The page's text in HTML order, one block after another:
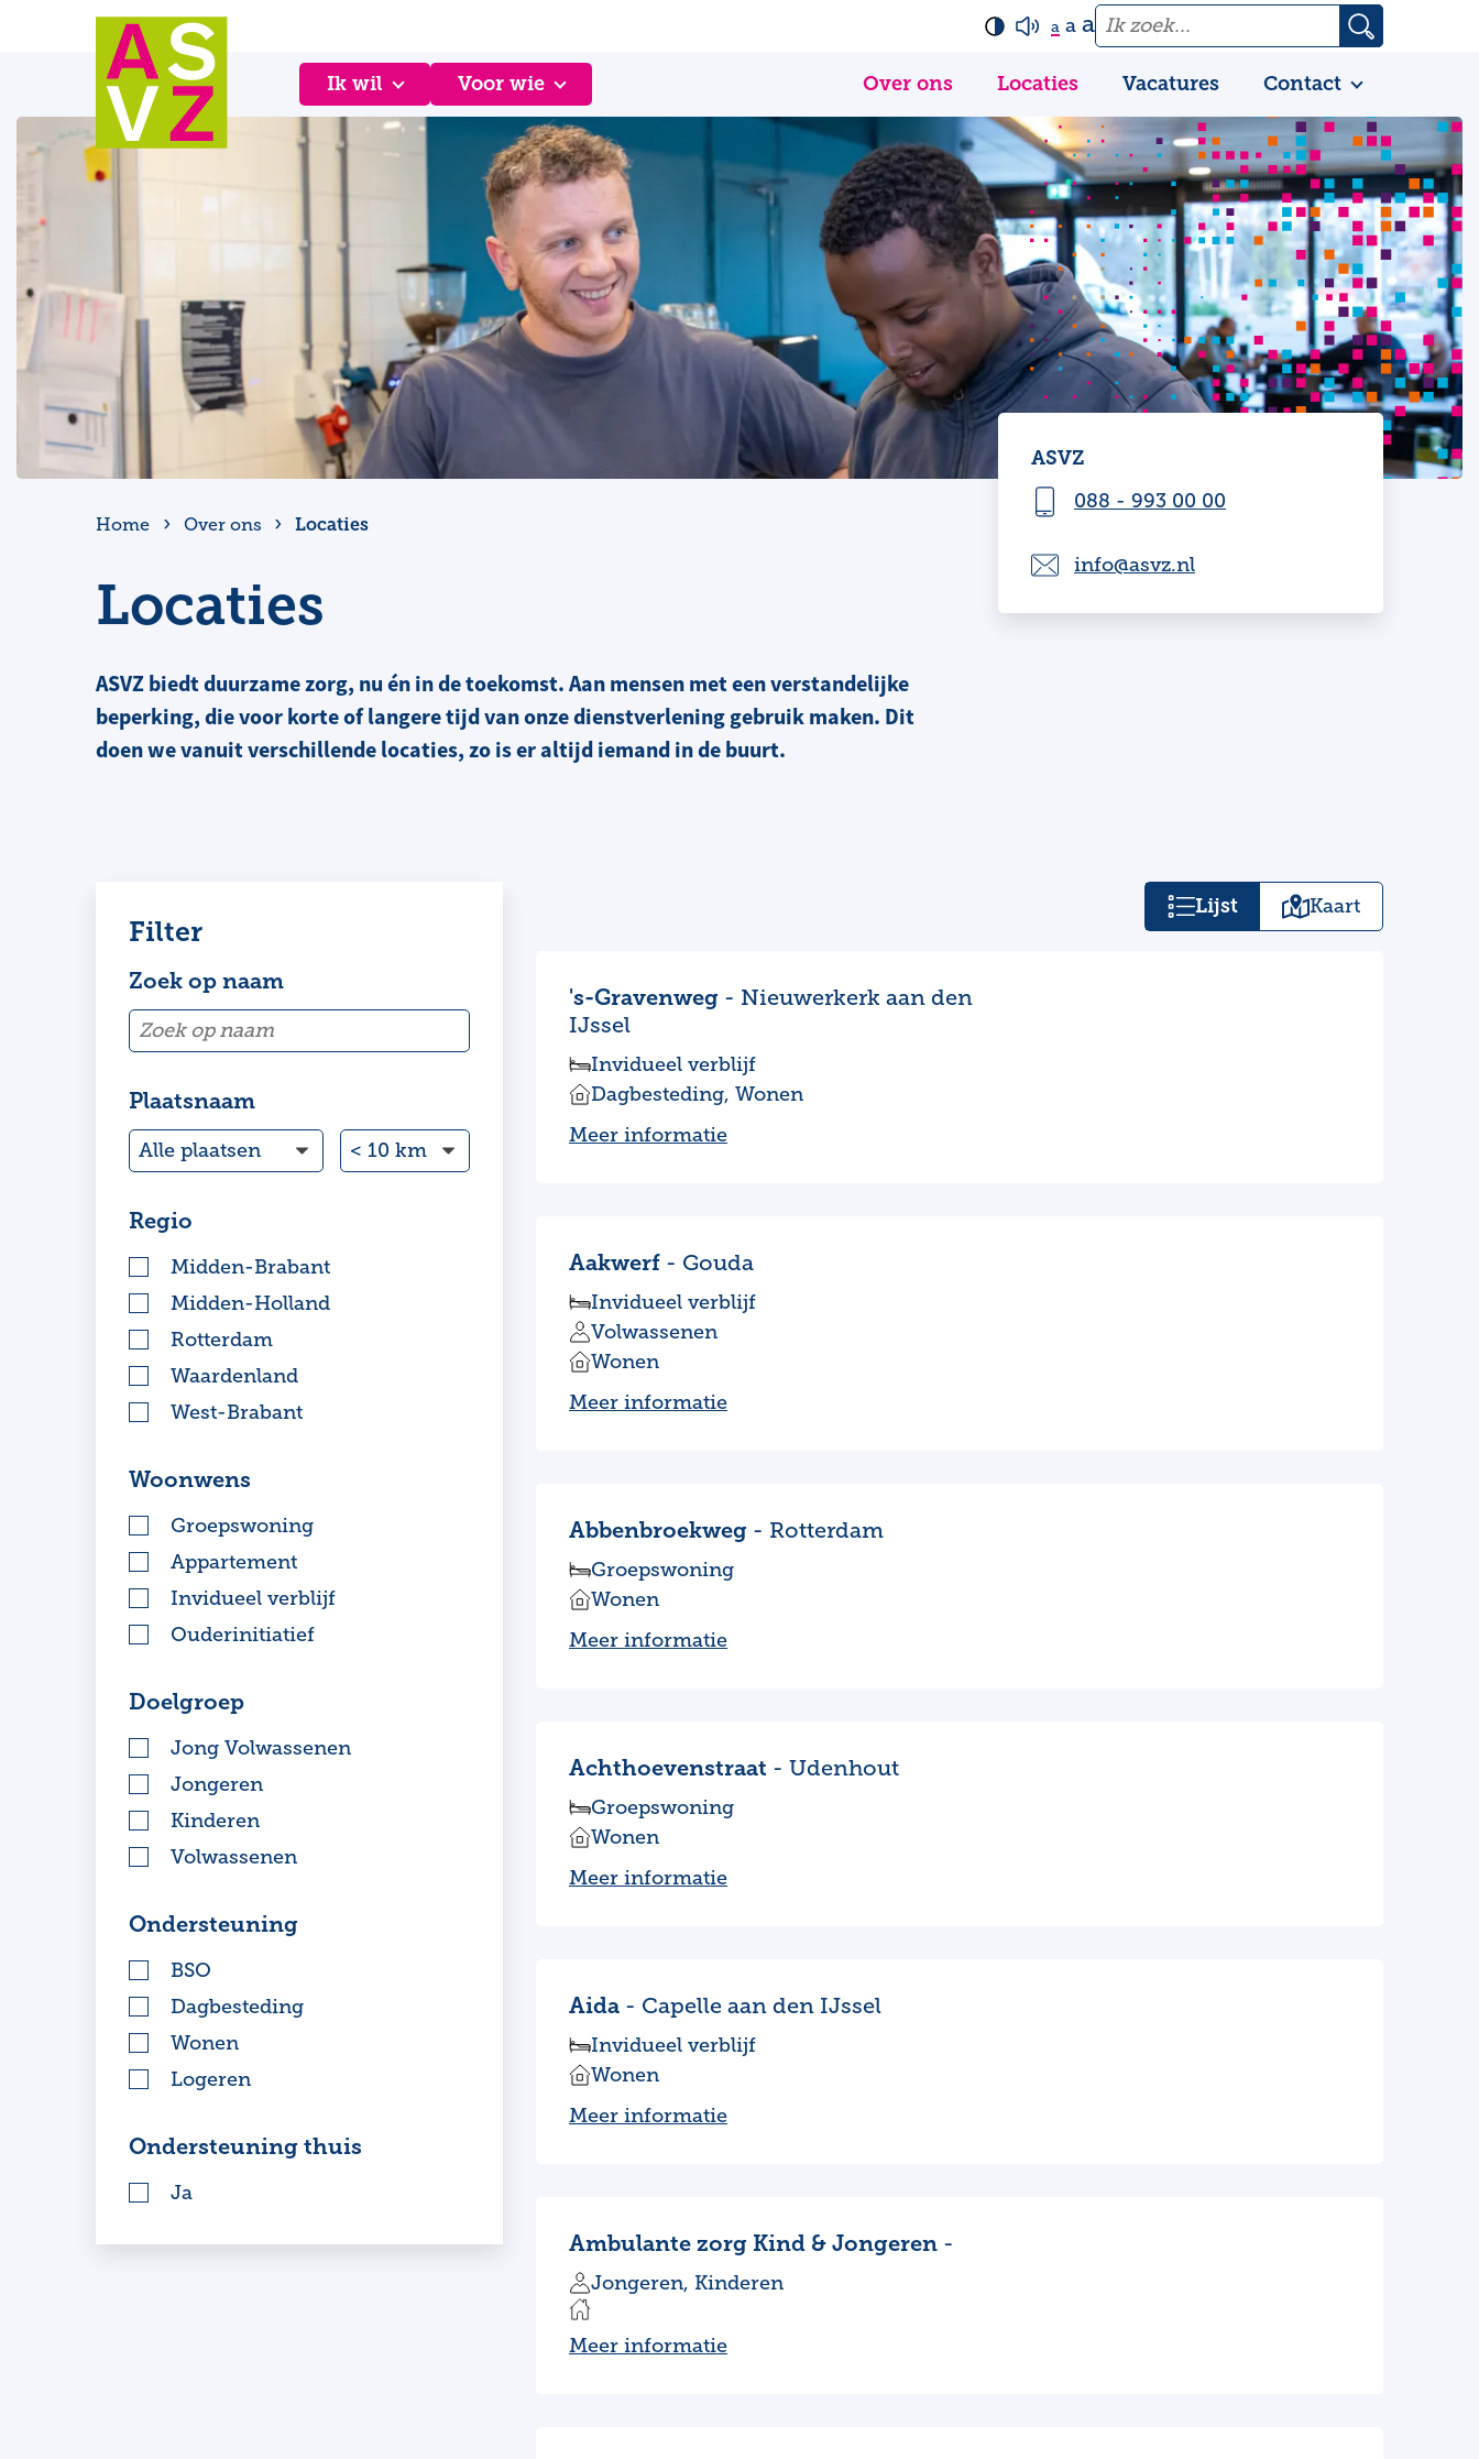
a a a
Ik wil Voor wie Over ons Locaties Vacatures Contact
Home Over ons Locaties
Locaties
ASVZ biedt duurzame zorg, nu én in de toekomst. Aan mensen met een verstandelijke
beperking, die voor korte of langere tijd van onze dienstverlening gebruik maken. Dit
doen we vanuit verschillende locaties, zo is er altijd iemand in de buurt.
ASVZ
088 - 993 00 00
info@asvz.nl
Filter
Zoek op naam
Plaatsnaam
Regio
Midden-Brabant
Midden-Holland
Rotterdam
Waardenland
West-Brabant
Woonwens
Groepswoning
Appartement
Invidueel verblijf
Ouderinitiatief
Doelgroep
Jong Volwassenen
Jongeren
Kinderen
Volwassenen
Ondersteuning
BSO
Dagbesteding
Wonen
Logeren
Ondersteuning thuis
Ja
Lijst Kaart
's-Gravenweg - Nieuwerkerk aan den
IJssel
Invidueel verblijf
Dagbesteding, Wonen
Meer informatie
Aakwerf - Gouda
Invidueel verblijf
Volwassenen
Wonen
Meer informatie
Abbenbroekweg - Rotterdam
Groepswoning
Wonen
Meer informatie
Achthoevenstraat - Udenhout
Groepswoning
Wonen
Meer informatie
Aida - Capelle aan den IJssel
Invidueel verblijf
Wonen
Meer informatie
Ambulante zorg Kind & Jongeren -
Jongeren, Kinderen
Meer informatie